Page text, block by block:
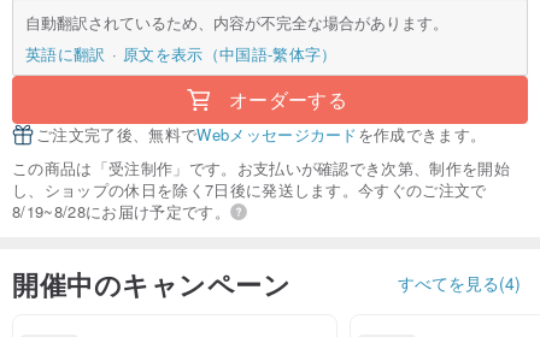
自動翻訳されているため、内容が不完全な場合があります。
英語に翻訳
原文を表示（中国語-繁体字）
オーダーする
ご注文完了後、無料でWebメッセージカードを作成できます。
この商品は「受注制作」です。お支払いが確認でき次第、制作を開始
し、ショップの休日を除く7日後に発送します。今すぐのご注文で
8/19~8/28にお届け予定です。
開催中のキャンペーン すべてを見る(4)